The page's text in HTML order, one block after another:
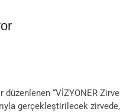
“VİZYONER
gerçekleştirilecek